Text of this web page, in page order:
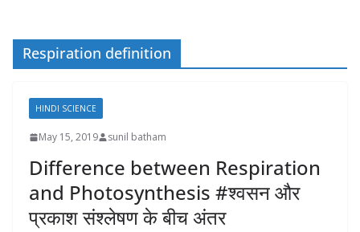
Respiration definition
HINDI SCIENCE
May 15, 2019 sunil batham
Difference between Respiration
and Photosynthesis #श्वसन और
प्रकाश संश्लेषण के बीच अंतर